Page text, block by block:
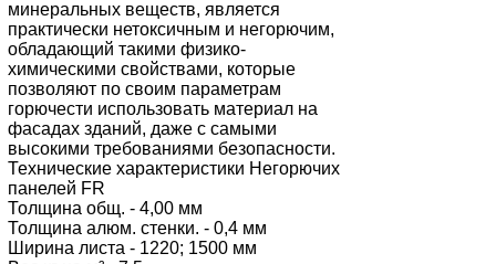
минеральных веществ, является
практически нетоксичным и негорючим,
обладающий такими физико-
химическими свойствами, которые
позволяют по своим параметрам
горючести использовать материал на
фасадах зданий, даже с самыми
высокими требованиями безопасности.
Технические характеристики Негорючих
панелей FR
Толщина общ. - 4,00 мм
Толщина алюм. стенки. - 0,4 мм
Ширина листа - 1220; 1500 мм